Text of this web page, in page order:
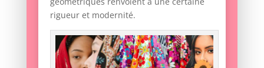
rigueur et modernité.